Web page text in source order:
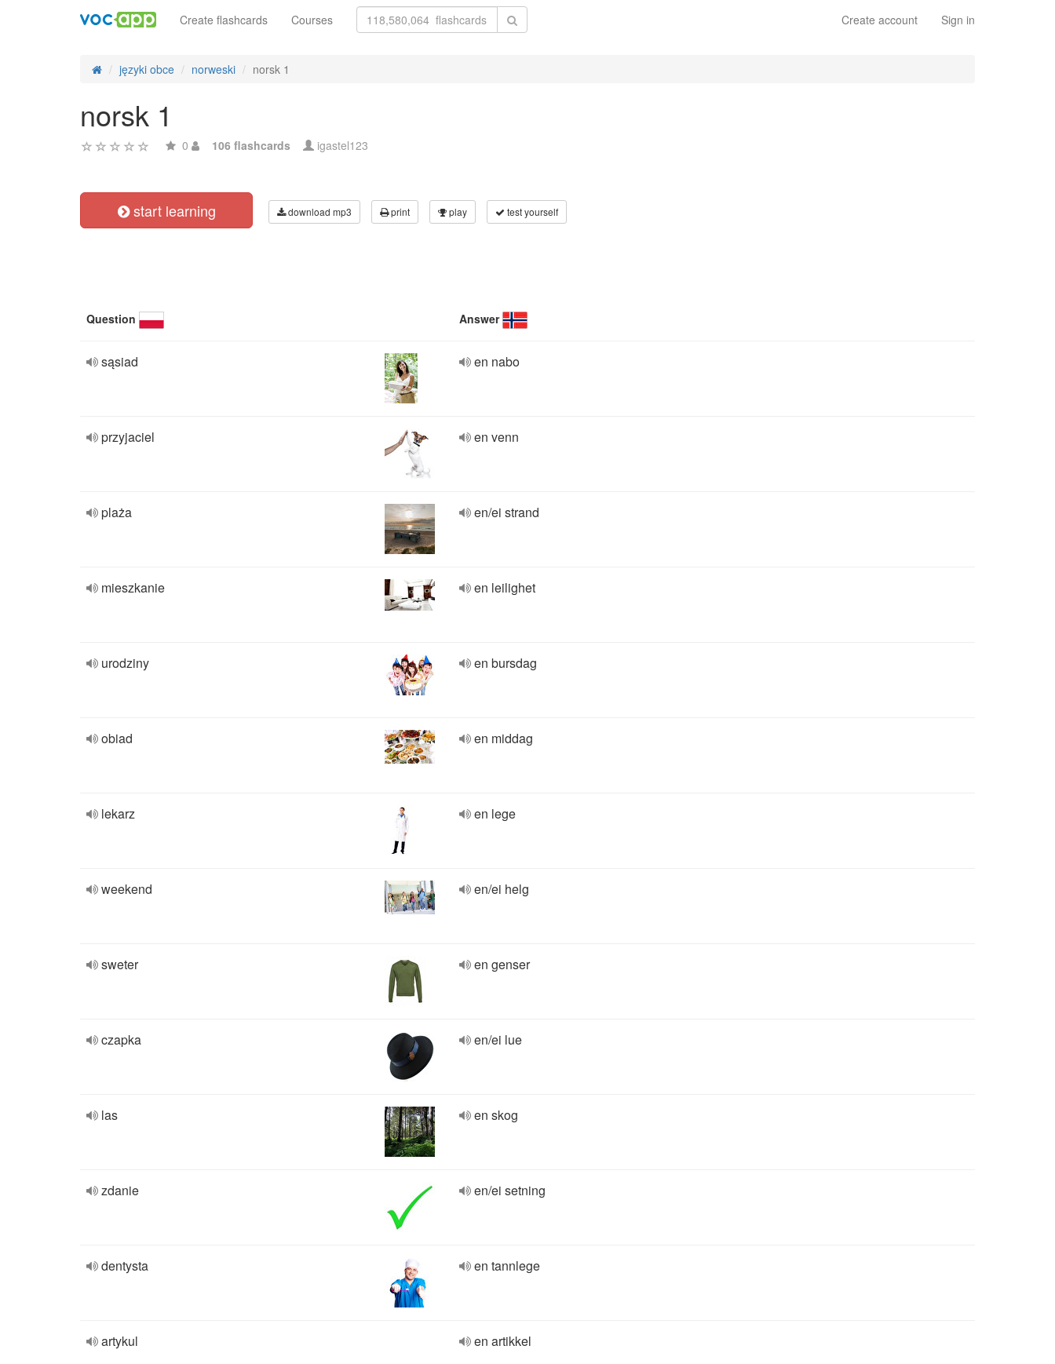
Create account Sign in
Create flashcards Courses
języki obce norweski norsk 1
norsk 1
0 106 flashcards igastel123
start learning download mp3 print play test yourself
Question Answer
sąsiad en nabo
przyjaciel en venn
plaża en/ei strand
mieszkanie en leilighet
urodziny en bursdag
obiad en middag
lekarz en lege
weekend en/ei helg
sweter en genser
czapka en/ei lue
las en skog
zdanie en/ei setning
dentysta en tannlege
artykul en artikkel